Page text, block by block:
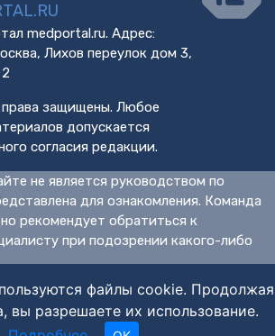
medportal.ru. Адрес:
Лихов переулок дом 3,
защищены. Любое
допускается
согласия редакции.
не является руководством по
для ознакомления. Команда
рекомендует обратиться к
при подозрении какого-либо
НЕОБХОДИМА
файлы cookie. Продолжая
вы разрешаете их использование.